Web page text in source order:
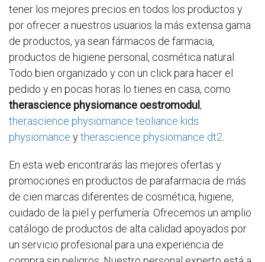
tener los mejores precios en todos los productos y
por ofrecer a nuestros usuarios la más extensa gama
de productos, ya sean fármacos de farmacia,
productos de higiene personal, cosmética natural.
Todo bien organizado y con un click para hacer el
pedido y en pocas horas lo tienes en casa, como
therascience physiomance oestromodul,
therascience physiomance teoliance kids
physiomance ytherascience physiomance dt2
En esta web encontrarás las mejores ofertas y
promociones en productos de parafarmacia de más
de cien marcas diferentes de cosmética, higiene,
cuidado de la piel y perfumería. Ofrecemos un amplio
catálogo de productos de alta calidad apoyados por
un servicio profesional para una experiencia de